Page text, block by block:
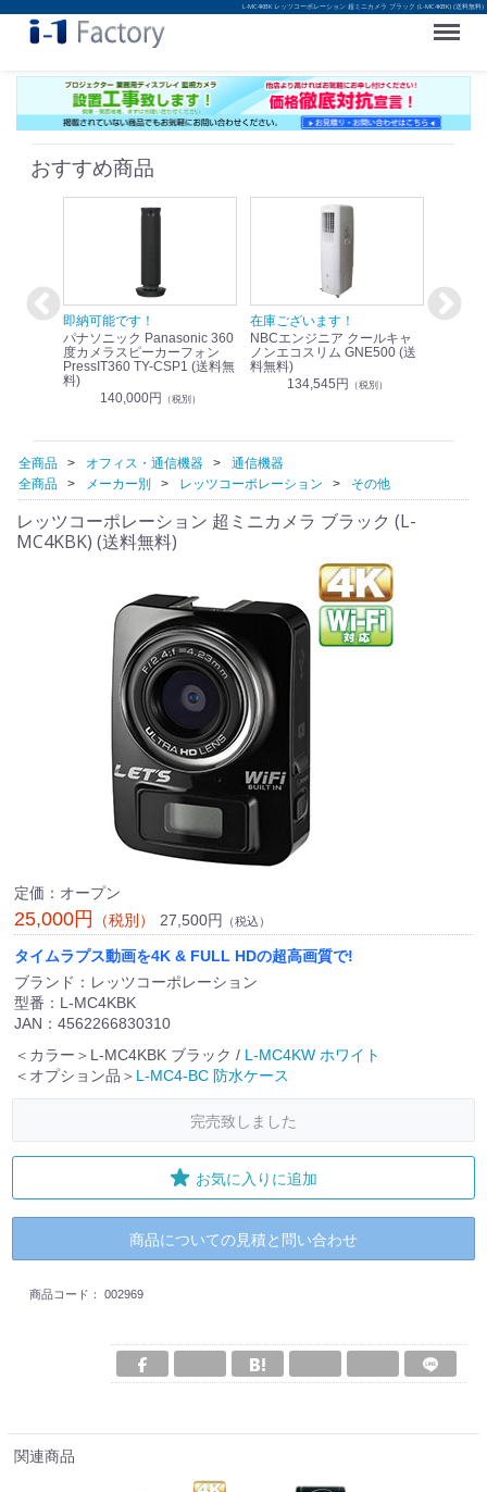
L-MC4KBK レッツコーポレーション 超ミニカメラ ブラック (L-MC4KBK) (送料無料)
Menu
おすすめ商品
即納可能です！
パナソニック Panasonic 360
度カメラスピーカーフォン
PressIT360 TY-CSP1 (送料無
料)
140,000円 （税別）
在庫ございます！
NBCエンジニア クールキャ
ノンエコスリム GNE500 (送
料無料)
134,545円 （税別）
即納可
全商品 オフィス・通信機器
通信機器
全商品
メーカー別 レッツコーポレーション その他
レッツコーポレーション 超ミニカメラ ブラック (L-
MC4KBK) (送料無料)
定価：オープン
25,000円 （税別） 27,500円 （税込）
タイムラプス動画を4K & FULL HDの超高画質で!
ブランド：レッツコーポレーション
型番：L-MC4KBK
JAN：4562266830310
＜カラー＞L-MC4KBK ブラック / L-MC4KW ホワイト
＜オプション品＞ L-MC4-BC 防水ケース
完売致しました
お気に入りに追加
商品についての見積と問い合わせ
商品コード： 002969
関連商品